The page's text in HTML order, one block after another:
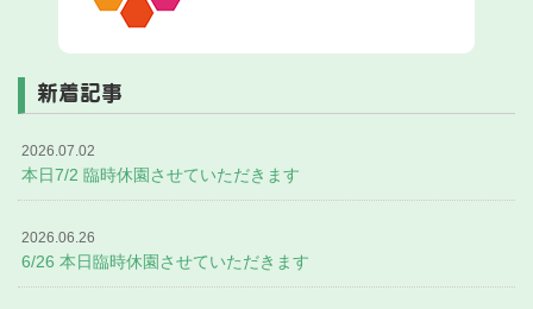
新着記事
2026.07.02
本日7/2 臨時休園させていただきます
2026.06.26
6/26 本日臨時休園させていただきます